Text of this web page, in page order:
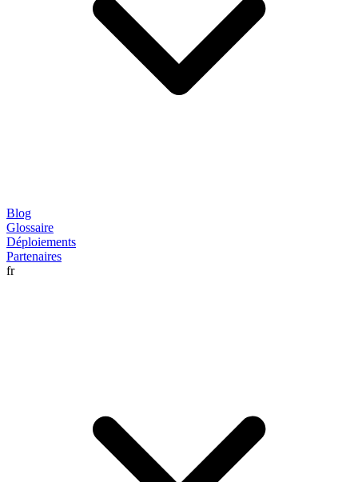
Blog
Glossaire
Déploiements
Partenaires
fr